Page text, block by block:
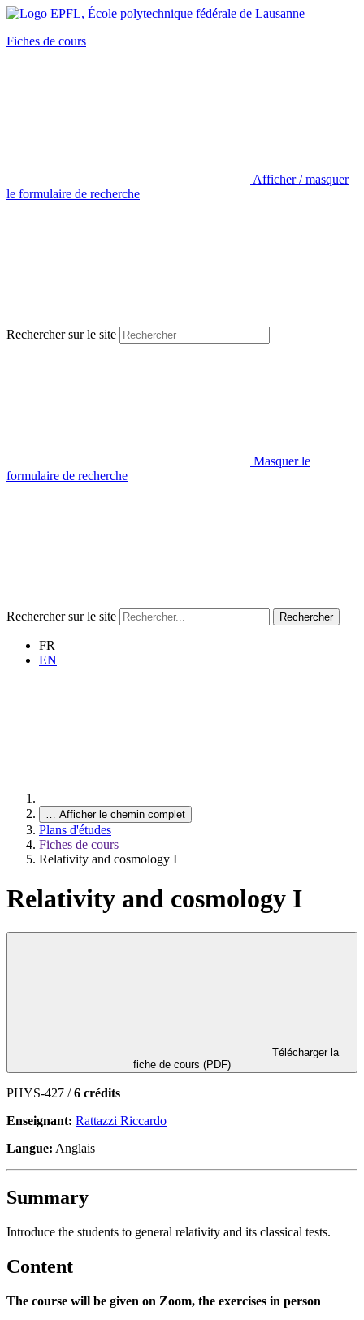
Fiches de cours
Afficher / masquer
le formulaire de recherche
Rechercher sur le site
Masquer le
formulaire de recherche
Rechercher sur le site Rechercher
FR
EN
… Afficher le chemin complet
Plans d'études
Fiches de cours
Relativity and cosmology I
Relativity and cosmology I
fiche de cours (PDF)
PHYS-427 /6 crédits
Enseignant: Rattazzi Riccardo
Langue: Anglais
Summary
Introduce the students to general relativity and its classical tests.
Content
The course will be given on Zoom, the exercises in person